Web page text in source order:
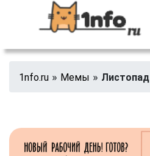
1nfo.ru » Мемы » Листопад